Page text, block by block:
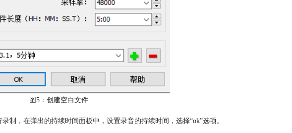
图5：创建空白文件
制，在弹出的持续时间面板中，设置录音的持续时间，选择“ok”选项。